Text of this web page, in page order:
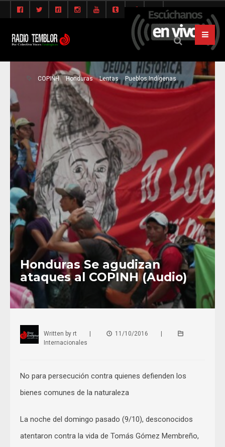
COPINH Honduras Lentas Pueblos Indígenas
Honduras Se agudizan
ataques al COPINH (Audio)
Written by rt | 11/10/2016
|
Internacionales
No para persecución contra quienes defienden los
bienes comunes de la naturaleza
La noche del domingo pasado (9/10), desconocidos
atentaron contra la vida de Tomás Gómez Membreño,